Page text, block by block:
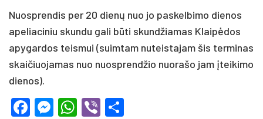
Nuosprendis per 20 dienų nuo jo paskelbimo dienos
apeliaciniu skundu gali būti skundžiamas Klaipėdos
apygardos teismui (suimtam nuteistajam šis terminas
skaičiuojamas nuo nuosprendžio nuorašo jam įteikimo
dienos).
Facebook
Messenger
WhatsApp
Viber